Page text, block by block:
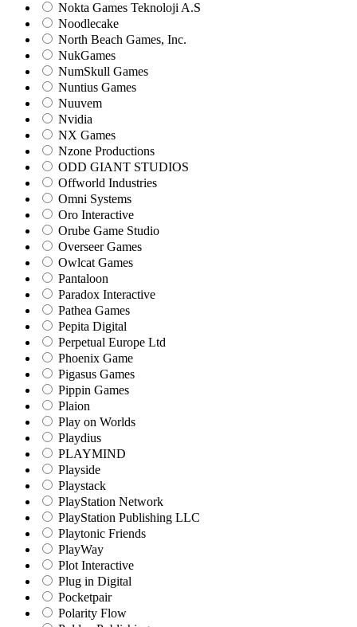
Nokta Games Teknoloji A.S
Noodlecake
North Beach Games, Inc.
NukGames
NumSkull Games
Nuntius Games
Nuuvem
Nvidia
NX Games
Nzone Productions
ODD GIANT STUDIOS
Offworld Industries
Omni Systems
Oro Interactive
Orube Game Studio
Overseer Games
Owlcat Games
Pantaloon
Paradox Interactive
Pathea Games
Pepita Digital
Perpetual Europe Ltd
Phoenix Game
Pigasus Games
Pippin Games
Plaion
Play on Worlds
Playdius
PLAYMIND
Playside
Playstack
PlayStation Network
PlayStation Publishing LLC
Playtonic Friends
PlayWay
Plot Interactive
Plug in Digital
Pocketpair
Polarity Flow